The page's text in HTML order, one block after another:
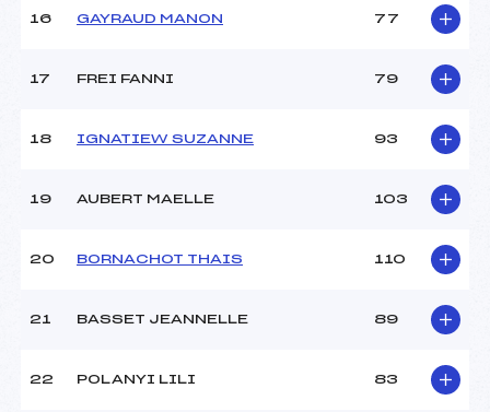
ROSSILLION GUILLAUME
(FRA)
Température arrivée :
Pénalité appliquée :
16 GAYRAUD MANON 77
17 FREI FANNI 79
18 IGNATIEW SUZANNE 93
19 AUBERT MAELLE 103
20 BORNACHOT THAIS 110
21 BASSET JEANNELLE 89
22 POLANYI LILI 83